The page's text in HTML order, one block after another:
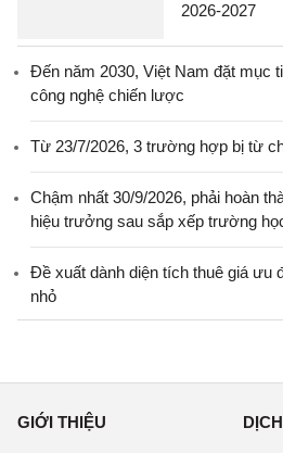
2026-2027
Đến năm 2030, Việt Nam đặt mục
công nghệ chiến lược
Từ 23/7/2026, 3 trường hợp bị từ
Chậm nhất 30/9/2026, phải hoàn
hiệu trưởng sau sắp xếp trường
Đề xuất dành diện tích thuê giá ưu
nhỏ
GIỚI THIỆU